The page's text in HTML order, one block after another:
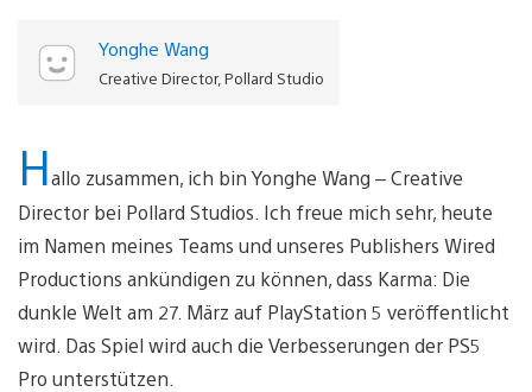
Yonghe Wang
Creative Director, Pollard Studio
Hallo zusammen, ich bin Yonghe Wang – Creative
Director bei Pollard Studios. Ich freue mich sehr, heute
im Namen meines Teams und unseres Publishers Wired
Productions ankündigen zu können, dass Karma: Die
dunkle Welt am 27. März auf PlayStation 5 veröffentlicht
wird. Das Spiel wird auch die Verbesserungen der PS5
Pro unterstützen.